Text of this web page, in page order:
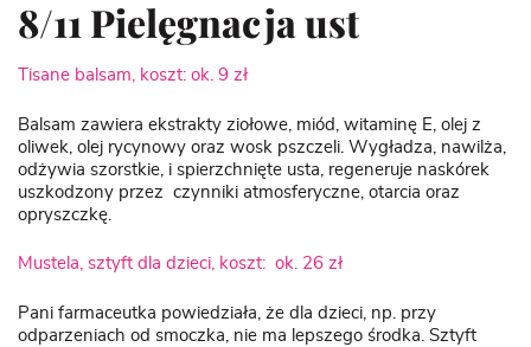
8/11 Pielęgnacja ust
Tisane balsam, koszt: ok. 9 zł
Balsam zawiera ekstrakty ziołowe, miód, witaminę E, olej z
oliwek, olej rycynowy oraz wosk pszczeli. Wygładza, nawilża,
odżywia szorstkie, i spierzchnięte usta, regeneruje naskórek
uszkodzony przez czynniki atmosferyczne, otarcia oraz
opryszczkę.
Mustela, sztyft dla dzieci, koszt: ok. 26 zł
Pani farmaceutka powiedziała, że dla dzieci, np. przy
odparzeniach od smoczka, nie ma lepszego środka. Sztyft